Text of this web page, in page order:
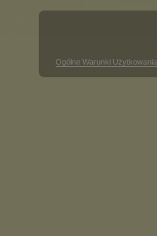
Ogólne Warunki Użytkowania